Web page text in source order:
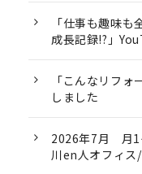
「仕事も趣味
成長記録!?」
「こんなリフ
しました
2026年7月 月1
川en人オフィス